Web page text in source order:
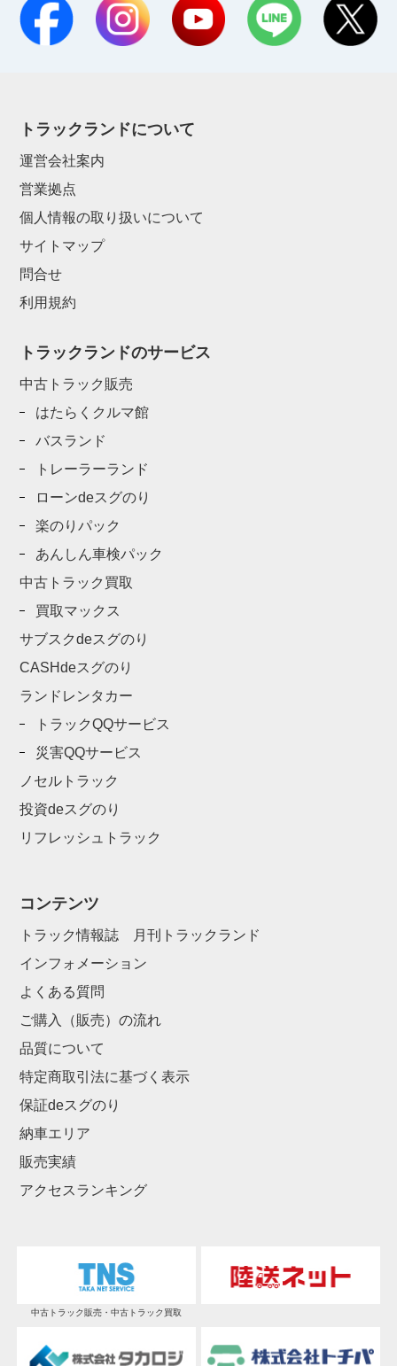
トラックランドについて
運営会社案内
営業拠点
個人情報の取り扱いについて
サイトマップ
問合せ
利用規約
トラックランドのサービス
中古トラック販売
はたらくクルマ館
バスランド
トレーラーランド
ローンdeスグのり
楽のりパック
あんしん車検パック
中古トラック買取
買取マックス
サブスクdeスグのり
CASHdeスグのり
ランドレンタカー
トラックQQサービス
災害QQサービス
ノセルトラック
投資deスグのり
リフレッシュトラック
コンテンツ
トラック情報誌 月刊トラックランド
インフォメーション
よくある質問
ご購入（販売）の流れ
品質について
特定商取引法に基づく表示
保証deスグのり
納車エリア
販売実績
アクセスランキング
中古トラック販売・中古トラック買取